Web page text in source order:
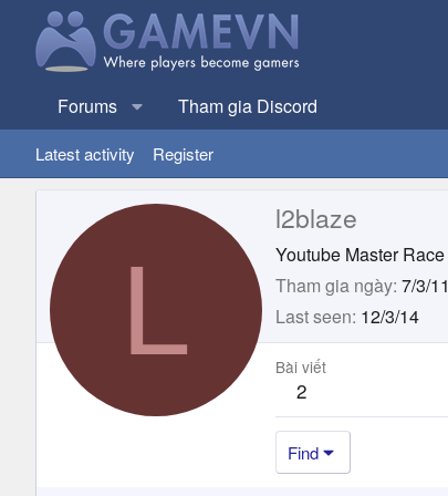
Forums Tham gia Discord
Latest activity Register
L
l2blaze
Youtube Master Race
Tham gia ngày 7/3/11
Last seen 12/3/14
Bài viết
2
Find